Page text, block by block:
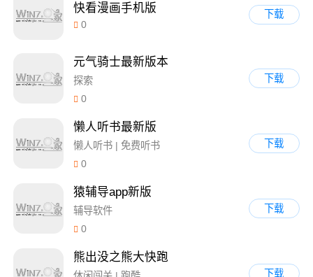
快看漫画手机版
0
下载
元气骑士最新版本
探索
0
下载
懒人听书最新版
懒人听书 | 免费听书
0
下载
猿辅导app新版
辅导软件
0
下载
熊出没之熊大快跑
下载